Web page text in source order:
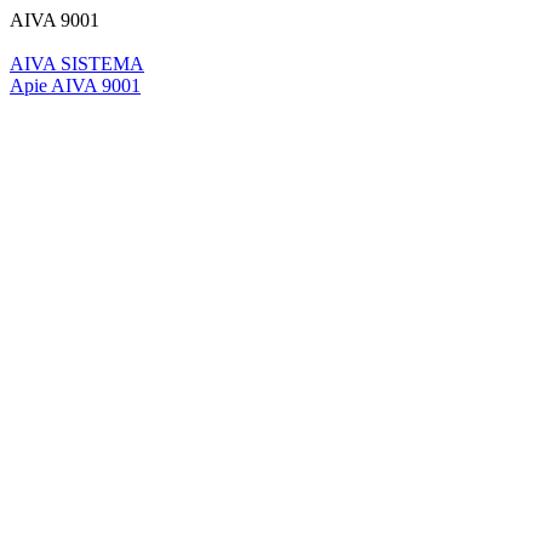
AIVA 9001
AIVA SISTEMA
Apie AIVA 9001